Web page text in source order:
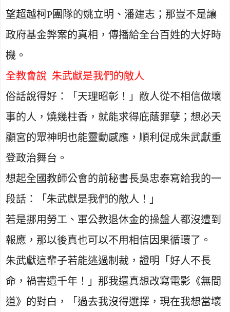
望超越柯 P團隊的姚立明、潘建志；那豈不是讓
政府基金弊案的真相，傳播給全台百姓的大好時
機。
全教會說 朱武獻是我們的敵人
俗話說得好：「天理昭彰！」敝人從不相信做壞
事的人，燒幾柱香，就能求得庇蔭罪孽；想必天
顯宮的眾神明也能靈動感應，順利促成朱武獻重
登政治舞台。
想起全國教師公會的前秘書長吳忠泰寫給我的一
段話：「朱武獻是我們的敵人！」
若是挪用勞工、軍公教退休金的操盤人都沒遭到
報應，那以後真也可以不用相信因果循環了。
朱武獻這輩子若能逃過制裁，證明「好人不長
命，禍害遺千年！」那我還真想改寫電影《無間
道》的對白，「過去我沒得選擇，現在我想當壞